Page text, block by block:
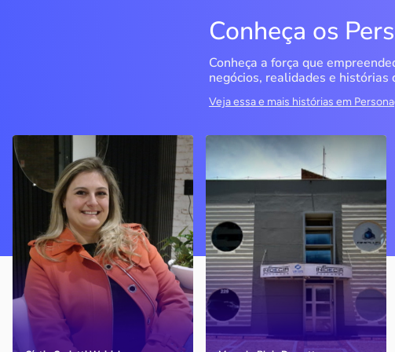
Conheça os
Conheça a força que
negócios, realidades e histórias
Veja essa e mais histórias em
Delucci
Bento Gonçalves / RS
Sem saber muito sobre
empreendedorismo, o casal
contou com o Sebrae para
aprender tudo sobre o
assunto, colocar o negócio
nos eixos e ainda abrir uma
nova empresa
Infoecia Software
Ltda
Londrina / PR
Com mais de 20 anos de
mercado, o empresário
contou com o Sebrae para o
crescimento do negócio